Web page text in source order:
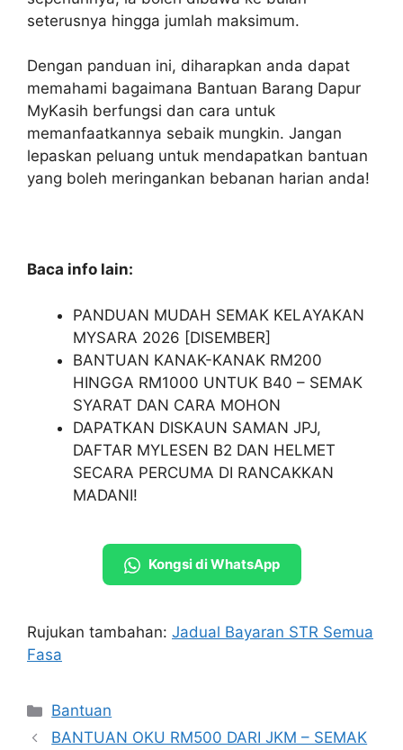
seterusnya hingga jumlah maksimum.
Dengan panduan ini, diharapkan anda dapat
memahami bagaimana Bantuan Barang Dapur
MyKasih berfungsi dan cara untuk
memanfaatkannya sebaik mungkin. Jangan
lepaskan peluang untuk mendapatkan bantuan
yang boleh meringankan bebanan harian anda!
Baca info lain:
PANDUAN MUDAH SEMAK KELAYAKAN
MYSARA 2026 [DISEMBER]
BANTUAN KANAK-KANAK RM200
HINGGA RM1000 UNTUK B40 – SEMAK
SYARAT DAN CARA MOHON
DAPATKAN DISKAUN SAMAN JPJ,
DAFTAR MYLESEN B2 DAN HELMET
SECARA PERCUMA DI RANCAKKAN
MADANI!
Kongsi di WhatsApp
Rujukan tambahan: Jadual Bayaran STR Semua
Fasa
Categories
Bantuan
BANTUAN OKU RM500 DARI JKM – SEMAK